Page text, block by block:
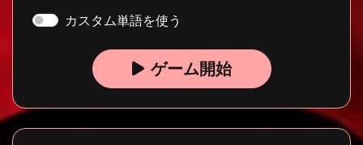
カスタム単語を使う
ゲーム開始